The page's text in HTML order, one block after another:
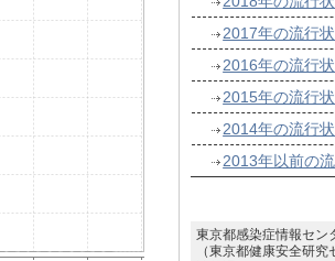
2017年の流行
2016年の流行
2015年の流行
2014年の流行
2013年以前の
東京都感染症情報セン
（東京都健康安全研